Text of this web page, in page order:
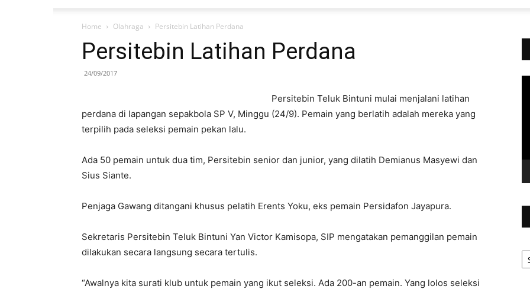
Home Olahraga Persitebin Latihan Perdana
Persitebin Latihan Perdana
24/09/2017
Persitebin Teluk Bintuni mulai menjalani latihan
perdana di lapangan sepakbola SP V, Minggu (24/9). Pemain yang berlatih adalah mereka yang
terpilih pada seleksi pemain pekan lalu.
Ada 50 pemain untuk dua tim, Persitebin senior dan junior, yang dilatih Demianus Masyewi dan
Sius Siante.
Penjaga Gawang ditangani khusus pelatih Erents Yoku, eks pemain Persidafon Jayapura.
Sekretaris Persitebin Teluk Bintuni Yan Victor Kamisopa, SIP mengatakan pemanggilan pemain
dilakukan secara langsung secara tertulis.
“Awalnya kita surati klub untuk pemain yang ikut seleksi. Ada 200-an pemain. Yang lolos seleksi